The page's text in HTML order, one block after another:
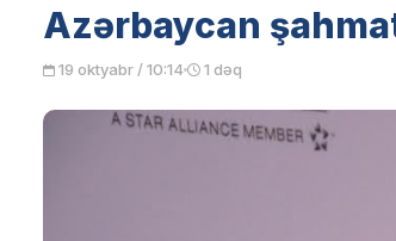
Azərbaycan
19 oktyabr / 10:14 1 dəq